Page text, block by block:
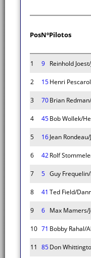
PosNºPilotos
1 9 Reinhold
2 15Henri
3 70Brian
4 45Bob Wollek/
5 16Jean
6 42Rolf
7 5 Guy
8 41 Ted Field/
9 6 Max Mamers/
10 71 Bobby Rahal/
11 85Don